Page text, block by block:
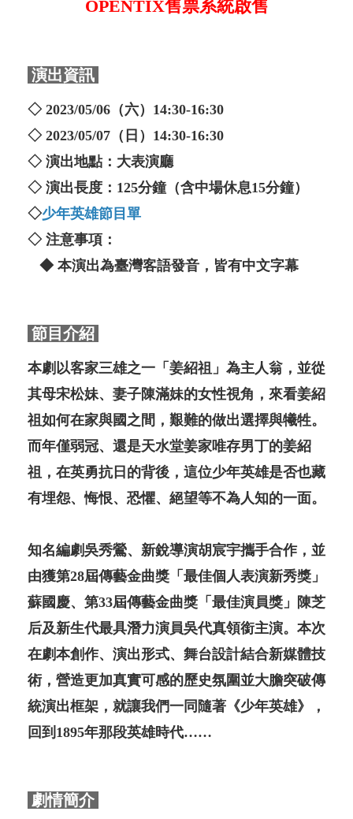
OPENTIX售票系統啟售
演出資訊
◇ 2023/05/06（六）14:30-16:30
◇ 2023/05/07（日）14:30-16:30
◇ 演出地點：大表演廳
◇ 演出長度：125分鐘（含中場休息15分鐘）
◇少年英雄節目單
◇ 注意事項：
◆ 本演出為臺灣客語發音，皆有中文字幕
節目介紹
本劇以客家三雄之一「姜紹祖」為主人翁，並從
其母宋松妹、妻子陳滿妹的女性視角，來看姜紹
祖如何在家與國之間，艱難的做出選擇與犧牲。
而年僅弱冠、還是天水堂姜家唯存男丁的姜紹
祖，在英勇抗日的背後，這位少年英雄是否也藏
有埋怨、悔恨、恐懼、絕望等不為人知的一面。
知名編劇吳秀鶯、新銳導演胡宸宇攜手合作，並
由獲第28屆傳藝金曲獎「最佳個人表演新秀獎」
蘇國慶、第33屆傳藝金曲獎「最佳演員獎」陳芝
后及新生代最具潛力演員吳代真領銜主演。本次
在劇本創作、演出形式、舞台設計結合新媒體技
術，營造更加真實可感的歷史氛圍並大膽突破傳
統演出框架，就讓我們一同隨著《少年英雄》，
回到1895年那段英雄時代……
劇情簡介